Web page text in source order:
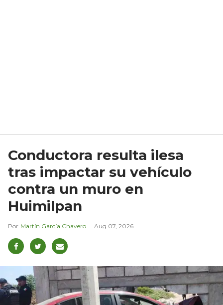
Conductora resulta ilesa
tras impactar su vehículo
contra un muro en
Huimilpan
Martín García Chavero Aug 07, 2026